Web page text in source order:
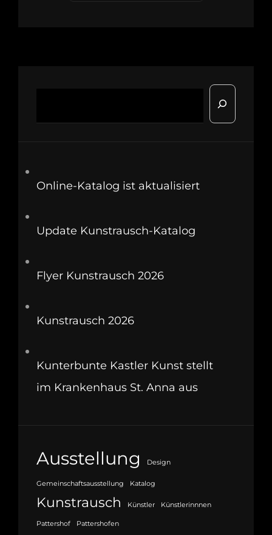
Online-Katalog ist aktualisiert
Update Kunstrausch-Katalog
Flyer Kunstrausch 2026
Kunstrausch 2026
Kunterbunte Kastler Kunst stellt
im Krankenhaus St. Anna aus
Ausstellung Design
Gemeinschaftsausstellung Katalog
Kunstrausch Künstler Künstlerinnnen
Pattershof Pattershofen